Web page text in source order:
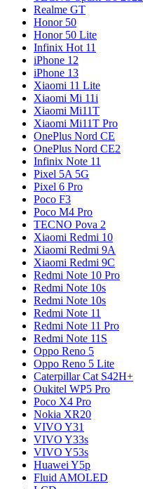
Realme GT
Honor 50
Honor 50 Lite
Infinix Hot 11
iPhone 12
iPhone 13
Xiaomi 11 Lite
Xiaomi Mi 11i
Xiaomi Mi11T
Xiaomi Mi11T Pro
OnePlus Nord CE
OnePlus Nord CE2
Infinix Note 11
Pixel 5A 5G
Pixel 6 Pro
Poco F3
Poco M4 Pro
TECNO Pova 2
Xiaomi Redmi 10
Xiaomi Redmi 9A
Xiaomi Redmi 9C
Redmi Note 10 Pro
Redmi Note 10s
Redmi Note 10s
Redmi Note 11
Redmi Note 11 Pro
Redmi Note 11S
Oppo Reno 5
Oppo Reno 5 Lite
Caterpillar Cat S42H+
Oukitel WP5 Pro
Poco X4 Pro
Nokia XR20
VIVO Y31
VIVO Y33s
VIVO Y53s
Huawei Y5p
Fluid AMOLED